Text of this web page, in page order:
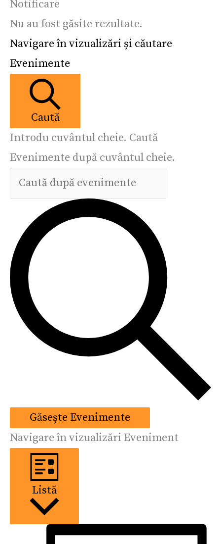
Notificare
Nu au fost găsite rezultate.
Navigare în vizualizări și căutare
Evenimente
Caută
Introdu cuvântul cheie. Caută
Evenimente după cuvântul cheie.
Găsește Evenimente
Navigare în vizualizări Eveniment
Listă